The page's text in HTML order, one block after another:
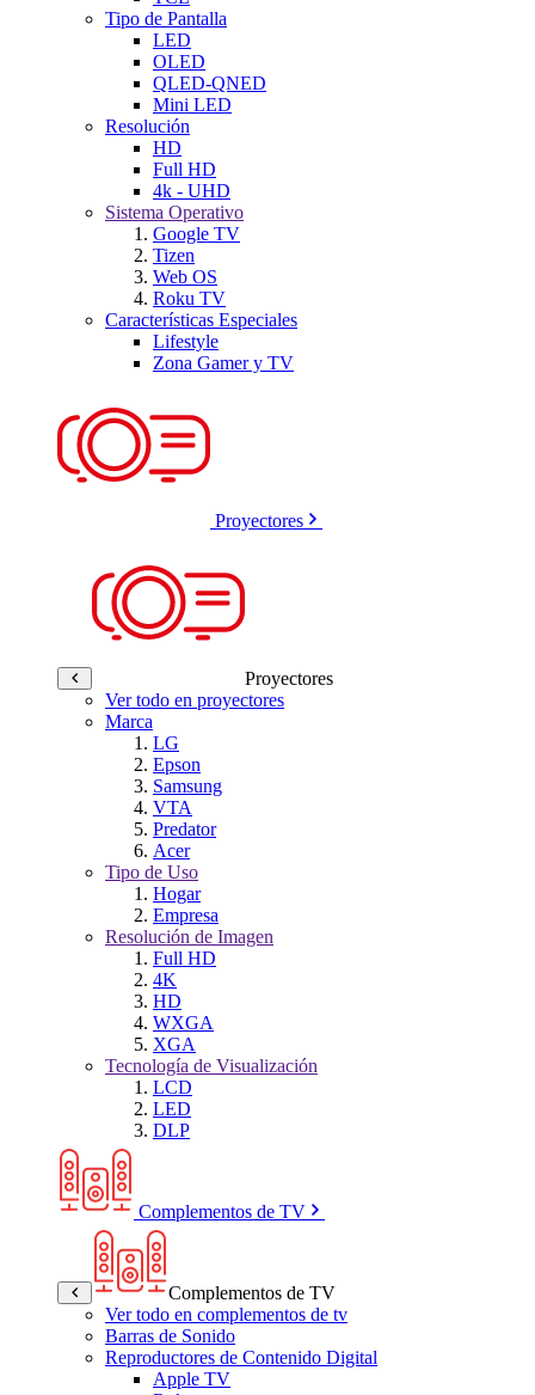
Tipo de Pantalla
LED
OLED
QLED-QNED
Mini LED
Resolución
HD
Full HD
4k - UHD
Sistema Operativo
Google TV
Tizen
Web OS
Roku TV
Características Especiales
Lifestyle
Zona Gamer y TV
Proyectores
Proyectores
Ver todo en proyectores
Marca
LG
Epson
Samsung
VTA
Predator
Acer
Tipo de Uso
Hogar
Empresa
Resolución de Imagen
Full HD
4K
HD
WXGA
XGA
Tecnología de Visualización
LCD
LED
DLP
Complementos de TV
Complementos de TV
Ver todo en complementos de tv
Barras de Sonido
Reproductores de Contenido Digital
Apple TV